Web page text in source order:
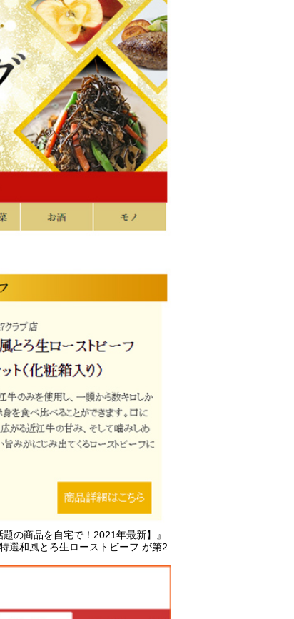
の商品を自宅で！2021年最新】』
選和風とろ生ローストビーフ が第2